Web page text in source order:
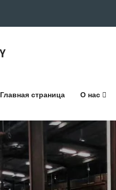
Главная страница О нас